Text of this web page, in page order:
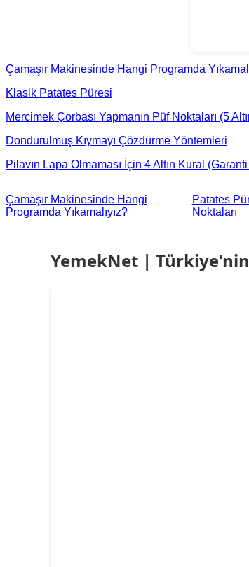
Çamaşır Makinesinde Hangi Programda
Klasik Patates Püresi
Mercimek Çorbası Yapmanın Püf Noktaları (5
Dondurulmuş Kıymayı Çözdürme Yöntemleri
Pilavın Lapa Olmaması İçin 4 Altın Kural
Çamaşır Makinesinde Hangi
Programda Yıkamalıyız?
Patates
Noktaları
YemekNet |